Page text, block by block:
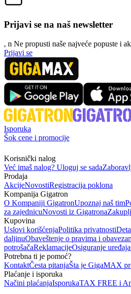
Prijavi se na naš newsletter
, n Ne propusti naše najveće popuste i
Prijavi se
Isporuka
Šok cene i promocije
Korisnički nalog
Već imaš nalog? Uloguj se sada
Prodaja
AkcijeNovostiRegistracija poklona
Kompanija Gigatron
O Kompaniji GigatronUpoznaj naš tim
za zajednicuNovosti iz Gigatrona
Kupovina
Uslovi korišćenjaPolitika privatnosti
daljinuObaveštenje o pravima i
potrošačaReklamacijeOsiguranje uređaja
Potrebna ti je pomoć?
KontaktČesta pitanjaŠta je GigaMAX
Plaćanje i isporuka
Načini plaćanjaIsporukaTAX FREE i